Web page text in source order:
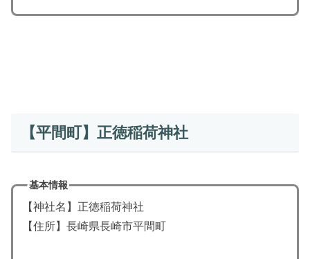
【平間町】正徳稲荷神社
基本情報
【神社名】正徳稲荷神社
【住所】長崎県長崎市平間町